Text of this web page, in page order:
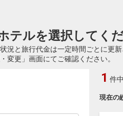
テルを選択してく
況と旅行代金は一定時間ごとに更
変更」画面にてご確認ください。
現在の
1 件中